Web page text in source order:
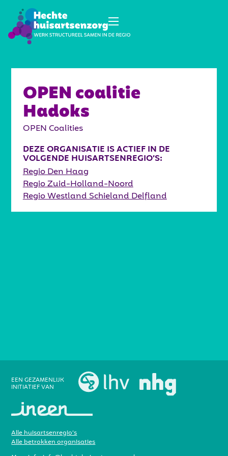
OPEN coalitie
Hadoks
OPEN Coalities
DEZE ORGANISATIE IS ACTIEF IN DE
VOLGENDE HUISARTSENREGIO’S:
Regio Den Haag
Regio Zuid-Holland-Noord
Regio Westland Schieland Delfland
EEN GEZAMENLIJK
INITIATIEF VAN
Alle huisartsenregio’s
Alle betrokken organisaties